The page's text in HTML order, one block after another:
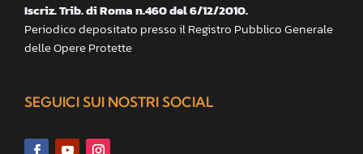
Iscriz. Trib. di Roma n.460 del 6/12/2010.
Periodico depositato presso il Registro Pubblico Generale
delle Opere Protette
SEGUICI SUI NOSTRI SOCIAL